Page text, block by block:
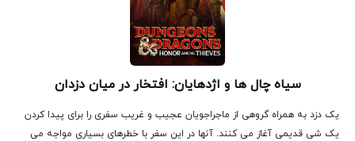
سیاه‌ چال‌ ها و اژدهایان: افتخار در میان دزدان
یک دزد به همراه گروهی از ماجراجویان عجیب و غریب سفری را برای پیدا کردن
یک شی قدیمی آغاز می کنند. آنها در این سفر با خطرهای بسیاری مواجه می